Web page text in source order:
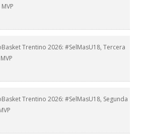
Trentino 2026: #SelMasU18, Tercera
Trentino 2026: #SelMasU18, Segunda